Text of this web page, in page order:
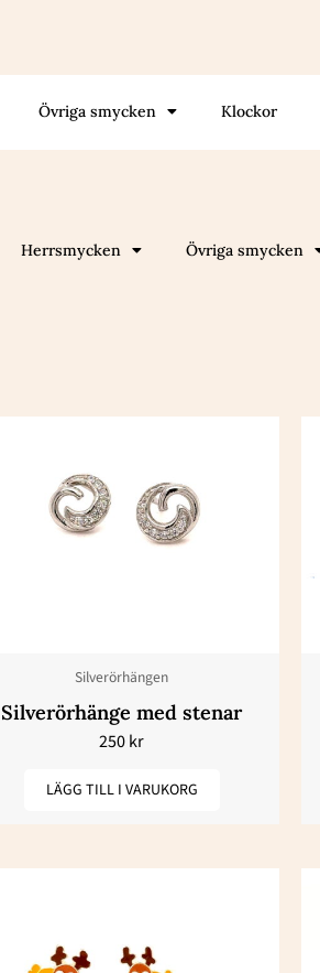
Övriga smycken Klockor
Herrsmycken Övriga smycken
Silverörhängen
Silverörhänge med stenar
250kr
LÄGG TILL I VARUKORG